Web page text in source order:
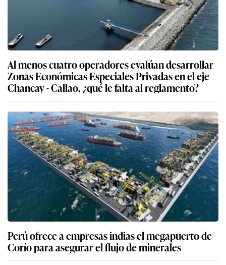
Al menos cuatro operadores evalúan desarrollar
Zonas Económicas Especiales Privadas en el eje
Chancay - Callao, ¿qué le falta al reglamento?
Perú ofrece a empresas indias el megapuerto de
Corío para asegurar el flujo de minerales